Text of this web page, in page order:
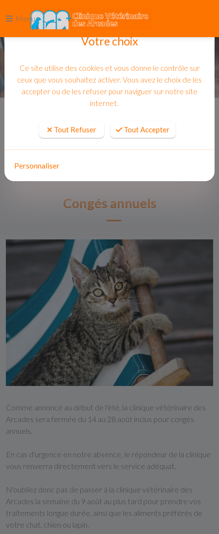
Menu
Congés annuels
Comme annoncé au début de l'été, la clinique vétérinaire des
Arcades sera fermée du 14 au 28 août inclus pour congés
annuels.
En cas d'urgence en notre absence, le répondeur de la clinique
vous renverra directement vers le service adéquat.
N'oubliez donc pas de passer à la clinique vétérinaire des
Arcades la semaine du 9 août au plus tard pour prendre vos
traitements longue durée, ainsi que les aliments préférés de
votre chat, chien ou lapin.
Votre choix
Ce site utilise des cookies et vous donne le contrôle sur
ceux que vous souhaitez activer. Vous avez le choix de les
accepter ou de les refuser pour naviguer sur notre site
internet.
Tout Refuser Tout Accepter
Personnaliser